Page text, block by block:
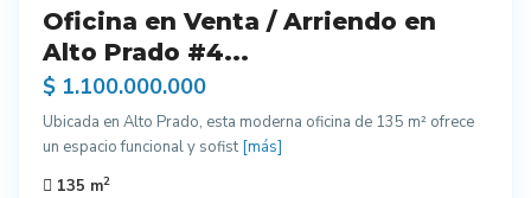
Oficina en Venta / Arriendo en
Alto Prado #4...
$ 1.100.000.000
Ubicada en Alto Prado, esta moderna oficina de 135 m² ofrece
un espacio funcional y sofist [más]
135 m2